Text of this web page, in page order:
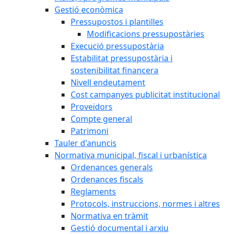
Gestió econòmica
Pressupostos i plantilles
Modificacions pressupostàries
Execució pressupostària
Estabilitat pressupostària i
sostenibilitat financera
Nivell endeutament
Cost campanyes publicitat institucional
Proveïdors
Compte general
Patrimoni
Tauler d'anuncis
Normativa municipal, fiscal i urbanística
Ordenances generals
Ordenances fiscals
Reglaments
Protocols, instruccions, normes i altres
Normativa en tràmit
Gestió documental i arxiu